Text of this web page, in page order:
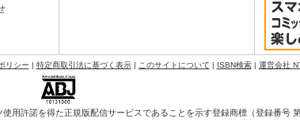
リシー | 特定商取引法に基づく表示| このサイトについて | ISBN検索| 運営会社
用許諾を得た正規版配信サービスであることを示す登録商標（登録番号